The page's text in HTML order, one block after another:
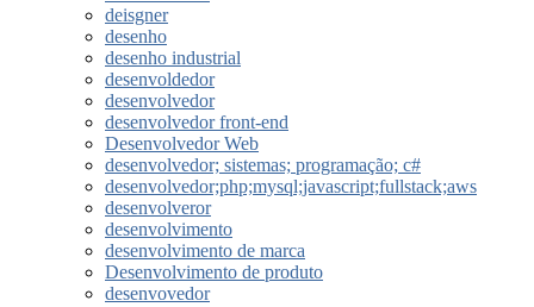
deisgner
desenho
desenho industrial
desenvoldedor
desenvolvedor
desenvolvedor front-end
Desenvolvedor Web
desenvolvedor; sistemas; programação; c#
desenvolvedor;php;mysql;javascript;fullstack;aws
desenvolveror
desenvolvimento
desenvolvimento de marca
Desenvolvimento de produto
desenvovedor